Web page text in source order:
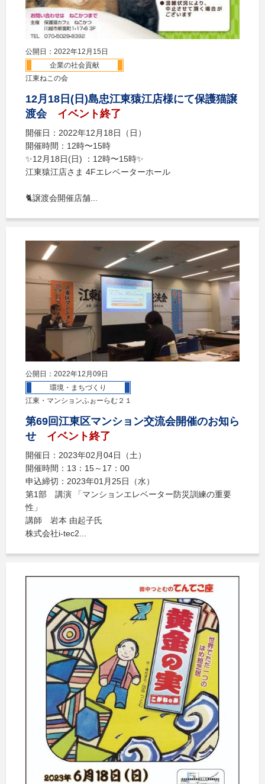
公開日：2022年12月15日
企業の社会貢献
江東ねこの会
12月18日(日)島忠江東猿江店様にて保護猫譲
渡会
イベント終了
開催日：2022年12月18日（日）
開催時間：12時〜15時
✨12月18日(日) ：12時〜15時✨
江東猿江店さま 4Fエレベーターホール
🐈譲渡会開催店舗...
公開日：2022年12月09日
環境・まちづくり
江東・マンションふぉーらむ２１
第69回江東区マンション交流会開催のお知ら
せ
イベント終了
開催日：2023年02月04日（土）
開催時間：13：15～17：00
申込締切：2023年01月25日（水）
第1部 講演 「マンションエレベーター防災訓練の重要
性」
講師 岩本 由起子氏
株式会社i-tec2...